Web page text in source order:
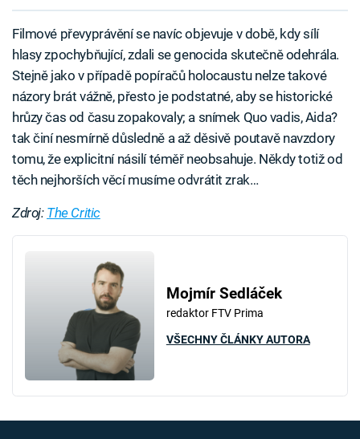
Filmové převyprávění se navíc objevuje v době, kdy sílí
hlasy zpochybňující, zdali se genocida skutečně odehrála.
Stejně jako v případě popíračů holocaustu nelze takové
názory brát vážně, přesto je podstatné, aby se historické
hrůzy čas od času zopakovaly; a snímek Quo vadis, Aida?
tak činí nesmírně důsledně a až děsivě poutavě navzdory
tomu, že explicitní násilí téměř neobsahuje. Někdy totiž od
těch nejhorších věcí musíme odvrátit zrak…
Zdroj: The Critic
Mojmír Sedláček
redaktor FTV Prima
VŠECHNY ČLÁNKY AUTORA